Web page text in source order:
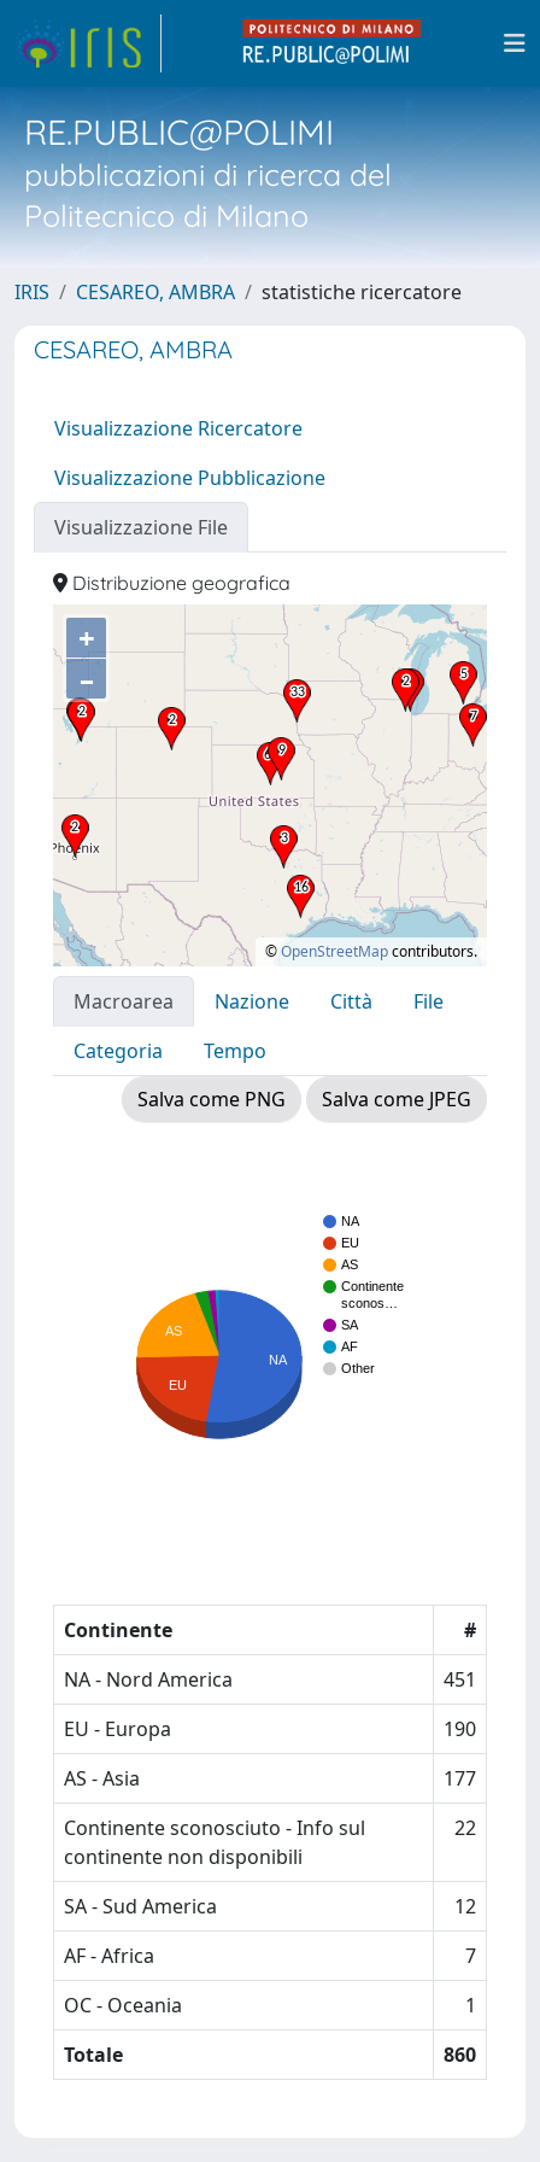
RE.PUBLIC@POLIMI
pubblicazioni di ricerca del
Politecnico di Milano
IRIS CESAREO, AMBRA statistiche ricercatore
CESAREO, AMBRA
Visualizzazione Ricercatore
Visualizzazione Pubblicazione
Visualizzazione File
Distribuzione geografica
+
–
©OpenStreetMapcontributors.
Macroarea Nazione Città
File
Categoria
Tempo
Salva come PNG
Salva come JPEG
NA
EU
AS
Continente
sconos…
SA
AF
Other
AS
EU
NA
Continente
#
NA - Nord America
451
EU - Europa
190
AS - Asia
177
Continente sconosciuto - Info sul
continente non disponibili
22
SA - Sud America
12
AF - Africa
7
OC - Oceania
1
Totale
860